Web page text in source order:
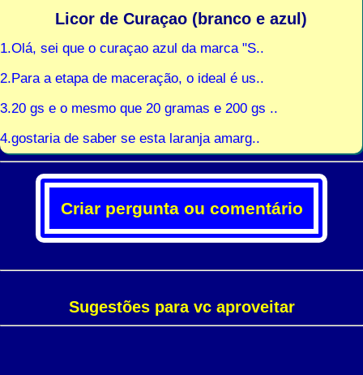
Licor de Curaçao (branco e azul)
1.Olá, sei que o curaçao azul da marca "S..
2.Para a etapa de maceração, o ideal é us..
3.20 gs e o mesmo que 20 gramas e 200 gs ..
4.gostaria de saber se esta laranja amarg..
Criar pergunta ou comentário
Sugestões para vc aproveitar